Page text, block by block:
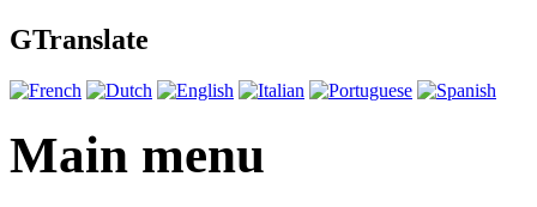
GTranslate
Main menu